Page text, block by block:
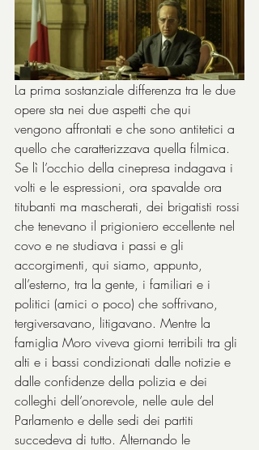
La prima sostanziale differenza tra le due
opere sta nei due aspetti che qui
vengono affrontati e che sono antitetici a
quello che caratterizzava quella filmica.
Se lì l’occhio della cinepresa indagava i
volti e le espressioni, ora spavalde ora
titubanti ma mascherati, dei brigatisti rossi
che tenevano il prigioniero eccellente nel
covo e ne studiava i passi e gli
accorgimenti, qui siamo, appunto,
all’esterno, tra la gente, i familiari e i
politici (amici o poco) che soffrivano,
tergiversavano, litigavano. Mentre la
famiglia Moro viveva giorni terribili tra gli
alti e i bassi condizionati dalle notizie e
dalle confidenze della polizia e dei
colleghi dell’onorevole, nelle aule del
Parlamento e delle sedi dei partiti
succedeva di tutto. Alternando le